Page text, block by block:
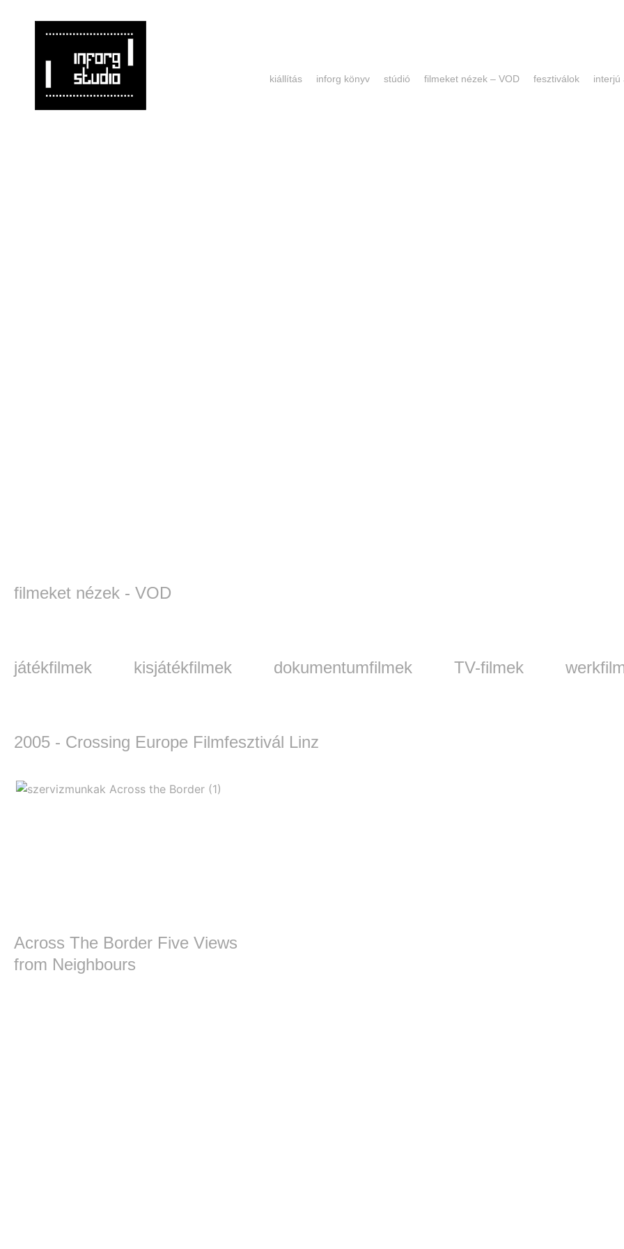
kiállítás inforg könyv stúdió filmeket nézek – VOD fesztiválok interjú
filmeket nézek - VOD
játékfilmek kisjátékfilmek dokumentumfilmek TV-filmek
2005 - Crossing Europe Filmfesztivál Linz
Across The Border Five Views
from Neighbours